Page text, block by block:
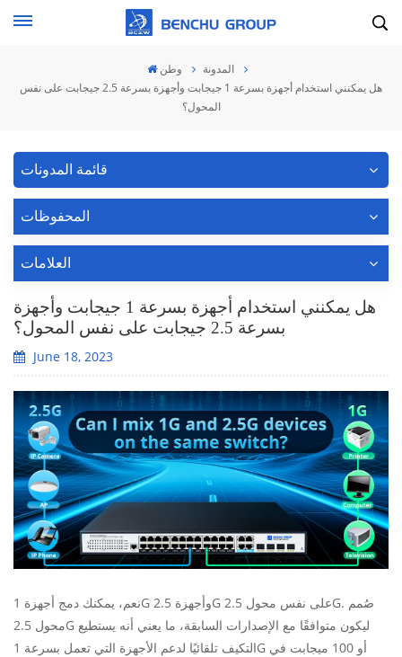
وطن
المدونة
هل يمكنني استخدام أجهزة بسرعة 1 جيجابت وأجهزة بسرعة 2.5 جيجابت على نفس
المحول؟
قائمة المدونات
المحفوظات
العلامات
هل يمكنني استخدام أجهزة بسرعة 1 جيجابت وأجهزة
بسرعة 2.5 جيجابت على نفس المحول؟
June 18, 2023
نعم، يمكنك دمج أجهزة 1G وأجهزة 2.5G على نفس محول 2.5G. صُمم
محول 2.5G ليكون متوافقًا مع الإصدارات السابقة، ما يعني أنه يستطيع
التكيف تلقائيًا لدعم الأجهزة التي تعمل بسرعة 1G أو 100 ميجابت في